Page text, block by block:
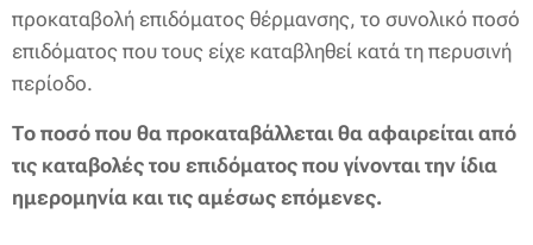
προκαταβολή επιδόματος θέρμανσης, το συνολικό ποσό
επιδόματος που τους είχε καταβληθεί κατά τη περυσινή
περίοδο.
Το ποσό που θα προκαταβάλλεται θα αφαιρείται από
τις καταβολές του επιδόματος που γίνονται την ίδια
ημερομηνία και τις αμέσως επόμενες.